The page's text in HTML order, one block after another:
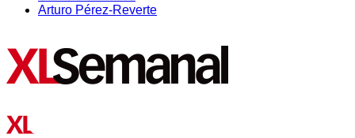
Arturo Pérez-Reverte